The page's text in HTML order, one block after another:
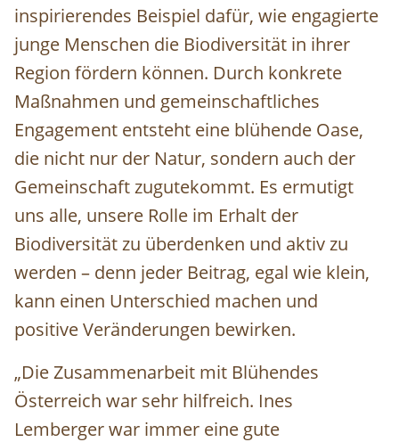
inspirierendes Beispiel dafür, wie engagierte
junge Menschen die Biodiversität in ihrer
Region fördern können. Durch konkrete
Maßnahmen und gemeinschaftliches
Engagement entsteht eine blühende Oase,
die nicht nur der Natur, sondern auch der
Gemeinschaft zugutekommt. Es ermutigt
uns alle, unsere Rolle im Erhalt der
Biodiversität zu überdenken und aktiv zu
werden – denn jeder Beitrag, egal wie klein,
kann einen Unterschied machen und
positive Veränderungen bewirken.
„Die Zusammenarbeit mit Blühendes
Österreich war sehr hilfreich. Ines
Lemberger war immer eine gute